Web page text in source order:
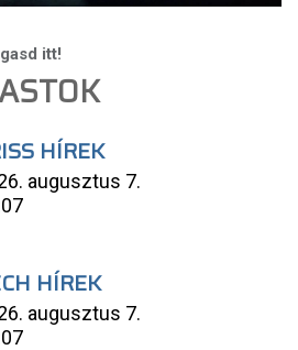
HÍREK
augusztus 7.
HÍREK
augusztus 7.